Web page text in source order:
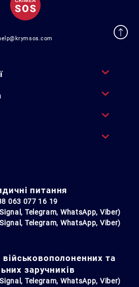
питання
063 077 16 19
Telegram, WhatsApp, Viber)
Telegram, WhatsApp, Viber)
та
заручників
Telegram, WhatsApp, Viber)